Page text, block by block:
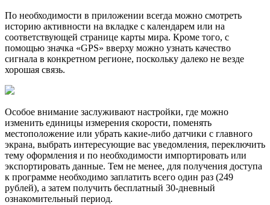
По необходимости в приложении всегда можно смотреть
историю активности на вкладке с календарем или на
соответствующей странице карты мира. Кроме того, с
помощью значка «GPS» вверху можно узнать качество
сигнала в конкретном регионе, поскольку далеко не везде
хорошая связь.
Особое внимание заслуживают настройки, где можно
изменить единицы измерения скорости, поменять
местоположение или убрать какие-либо датчики с главного
экрана, выбрать интересующие вас уведомления, переключить
тему оформления и по необходимости импортировать или
экспортировать данные. Тем не менее, для получения доступа
к программе необходимо заплатить всего один раз (249
рублей), а затем получить бесплатный 30-дневный
ознакомительный период.